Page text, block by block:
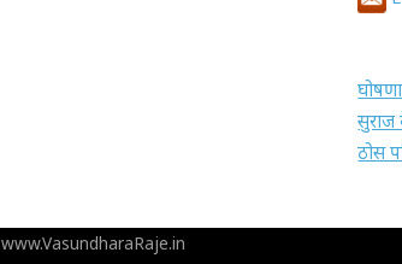
सुराज
ठोस
www.VasundharaRaje.in